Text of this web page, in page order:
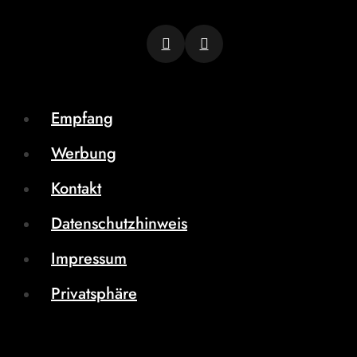
Empfang
Werbung
Kontakt
Datenschutzhinweis
Impressum
Privatsphäre